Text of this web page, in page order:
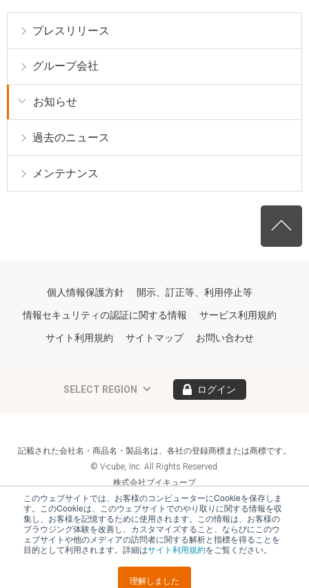
このウェブサイトでは、お客様のコンピューターにCookieを保存しま
す。このCookieは、このウェブサイトでのやり取りに関する情報を収
集し、お客様を記憶するために使用されます。この情報は、お客様の
ブラウジング体験を改善し、カスタマイズすること、ならびにこのウ
ェブサイトや他のメディアの訪問者に関する解析と指標を得ることを
目的として利用されます。詳細はサイト利用規約をご覧ください。
理解しました
プレスリリース
グループ会社
お知らせ
過去のニュース
メンテナンス
個人情報保護方針 開示、訂正等、利用停止等
情報セキュリティの認証に関する情報 サービス利用規約
サイト利用規約 サイトマップ お問い合わせ
SELECT REGION ログイン
記載された会社名・商品名・製品名は、各社の登録商標または商標です。
© V-cube, Inc. All Rights Reserved.
株式会社ブイキューブ
Follow Us